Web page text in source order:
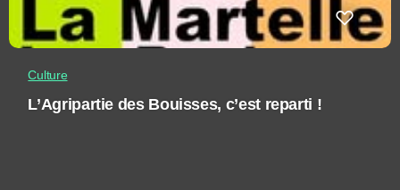
Culture
L’Agripartie des Bouisses, c’est reparti !